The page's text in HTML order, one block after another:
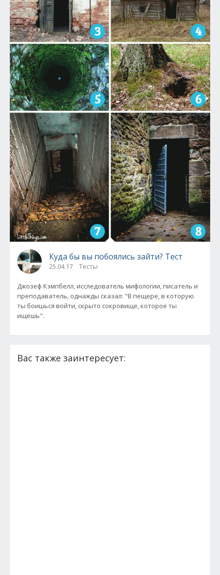
Куда бы вы побоялись зайти? Тест
25.04.17 Тесты
Джозеф Кэмпбелл, исследователь мифологии, писатель и
преподаватель, однажды сказал: "В пещере, в которую
ты боишься войти, скрыто сокровище, которое ты
ищешь".
Вас также заинтересует: